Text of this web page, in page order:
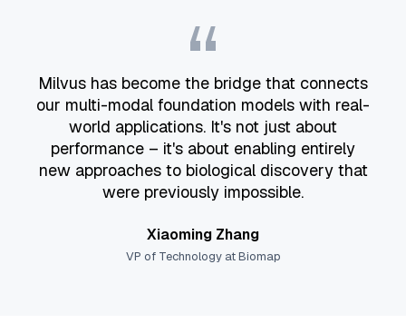
“
Milvus has become the bridge that connects
our multi-modal foundation models with real-
world applications. It's not just about
performance – it's about enabling entirely
new approaches to biological discovery that
were previously impossible.
Xiaoming Zhang
VP of Technology at Biomap